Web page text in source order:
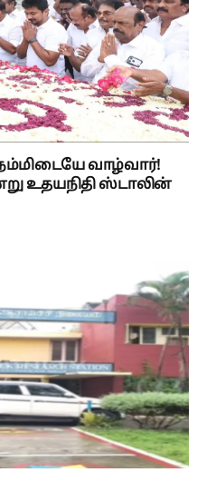
வாழ்வார்!
உதயநிதி ஸ்டாலின்